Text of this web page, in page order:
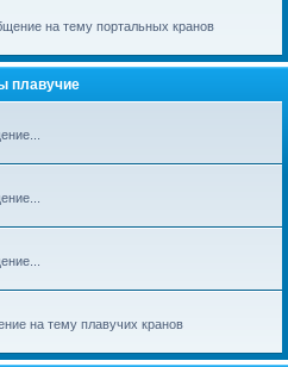
на тему портальных кранов
плавучие
на тему плавучих кранов